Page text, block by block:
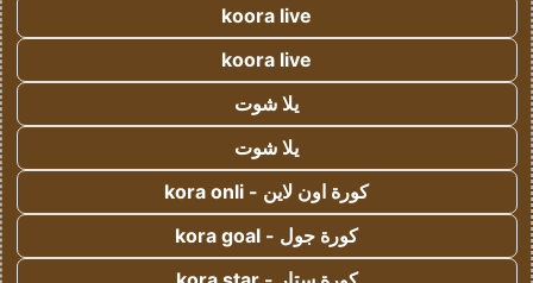
koora live
koora live
يلا شوت
يلا شوت
كورة اون لاين - kora onli
كورة جول - kora goal